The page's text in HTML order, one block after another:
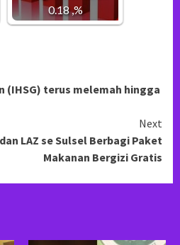
0.18 ,%
(IHSG) terus melemah hingga
Next
LAZ se Sulsel Berbagi Paket
Makanan Bergizi Gratis